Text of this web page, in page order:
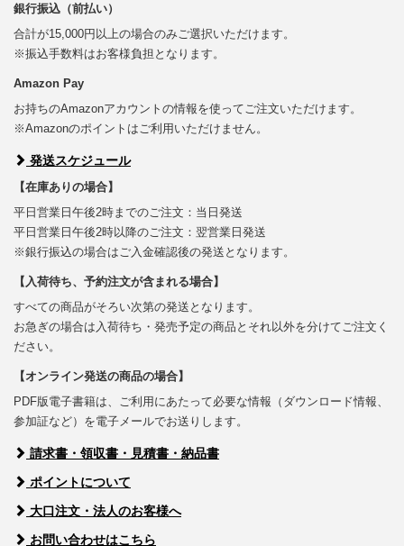
銀行振込（前払い）
合計が15,000円以上の場合のみご選択いただけます。
※振込手数料はお客様負担となります。
Amazon Pay
お持ちのAmazonアカウントの情報を使ってご注文いただけます。
※Amazonのポイントはご利用いただけません。
発送スケジュール
【在庫ありの場合】
平日営業日午後2時までのご注文：当日発送
平日営業日午後2時以降のご注文：翌営業日発送
※銀行振込の場合はご入金確認後の発送となります。
【入荷待ち、予約注文が含まれる場合】
すべての商品がそろい次第の発送となります。
お急ぎの場合は入荷待ち・発売予定の商品とそれ以外を分けてご注文く
ださい。
【オンライン発送の商品の場合】
PDF版電子書籍は、ご利用にあたって必要な情報（ダウンロード情報、
参加証など）を電子メールでお送りします。
請求書・領収書・見積書・納品書
ポイントについて
大口注文・法人のお客様へ
お問い合わせはこちら